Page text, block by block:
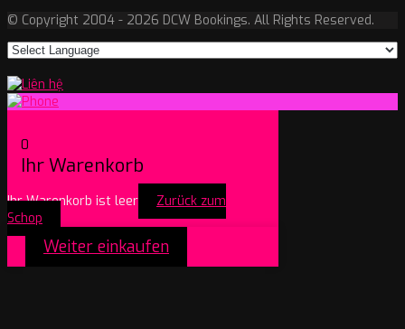
© Copyright 2004 - 2026 DCW Bookings. All Rights Reserved.
0
Ihr Warenkorb
Ihr Warenkorb ist leer
Zurück zum
Schop
Weiter einkaufen